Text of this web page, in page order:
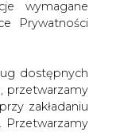
wymagane
Prywatności
dostępnych
przetwarzamy
zakładaniu
Przetwarzamy